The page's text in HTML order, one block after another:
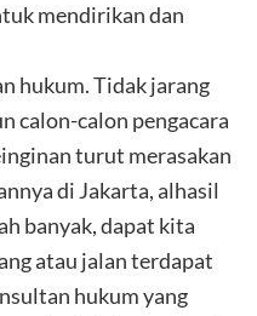
mendirikan dan
hukum. Tidak jarang
calon-calon pengacara
turut merasakan
di Jakarta, alhasil
banyak, dapat kita
atau jalan terdapat
hukum yang